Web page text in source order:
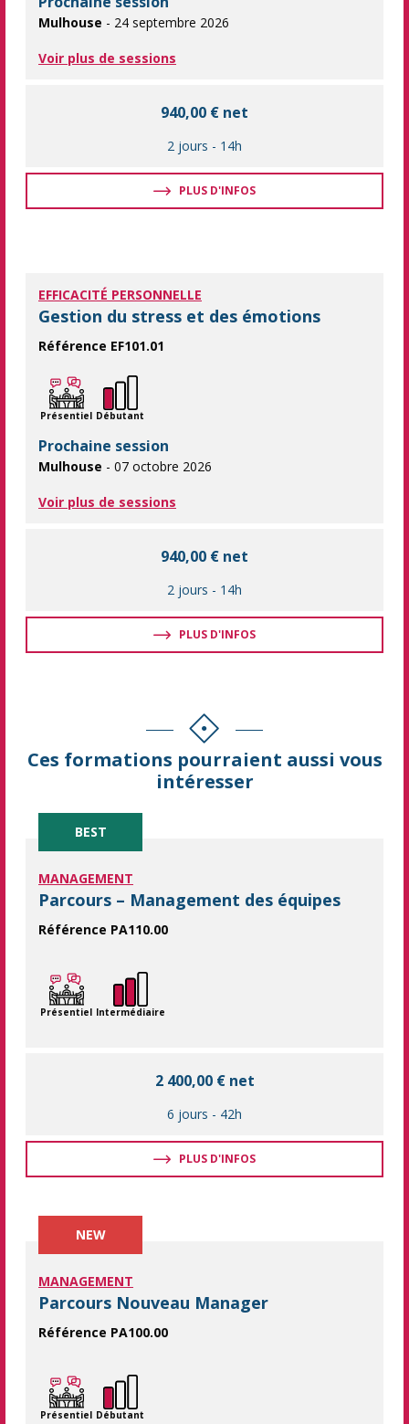
Mulhouse - 24 septembre 2026
Voir plus de sessions
940,00 € net
2 jours - 14h
PLUS D'INFOS
EFFICACITÉ PERSONNELLE
Gestion du stress et des émotions
Référence EF101.01
Gérer son stress pour gagner en efficacité. Apprendre à
Présentiel Débutant
Prochaine session
Mulhouse - 07 octobre 2026
Voir plus de sessions
940,00 € net
2 jours - 14h
PLUS D'INFOS
Ces formations pourraient aussi vous
intéresser
BEST
MANAGEMENT
Parcours – Management des équipes
Référence PA110.00
Présentiel Intermédiaire
2 400,00 € net
6 jours - 42h
PLUS D'INFOS
NEW
MANAGEMENT
Parcours Nouveau Manager
Référence PA100.00
Présentiel Débutant